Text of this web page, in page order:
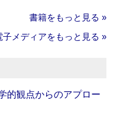
書籍をもっと見る »
子メディアをもっと見る »
的観点からのアプロー